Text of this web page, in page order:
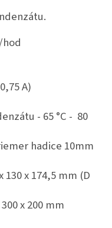
A)
- 65 °C - 80
hadice 10mm
x 174,5 mm (D
x 200 mm